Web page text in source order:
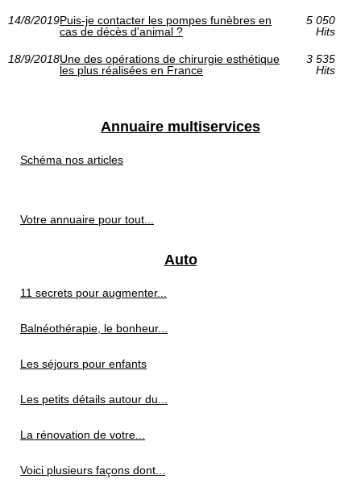
14/8/2019Puis-je contacter les pompes funèbres en
cas de décès d'animal ?
5 050
Hits
18/9/2018Une des opérations de chirurgie esthétique
les plus réalisées en France
3 535
Hits
Annuaire multiservices
Schéma nos articles
Votre annuaire pour tout...
Auto
11 secrets pour augmenter...
Balnéothérapie, le bonheur...
Les séjours pour enfants
Les petits détails autour du...
La rénovation de votre...
Voici plusieurs façons dont...